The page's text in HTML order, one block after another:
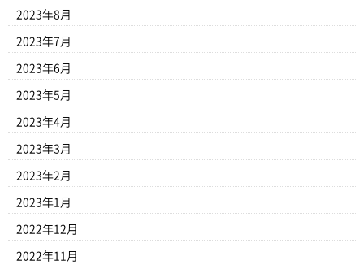
2023年8月
2023年7月
2023年6月
2023年5月
2023年4月
2023年3月
2023年2月
2023年1月
2022年12月
2022年11月